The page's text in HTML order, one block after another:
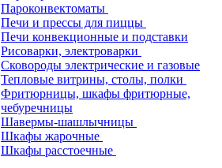
Пароконвектоматы
Печи и прессы для пиццы
Печи конвекционные и подставки
Рисоварки, электроварки
Сковороды электрические и газовые
Тепловые витрины, столы, полки
Фритюрницы, шкафы фритюрные,
чебуречницы
Шавермы-шашлычницы
Шкафы жарочные
Шкафы расстоечные